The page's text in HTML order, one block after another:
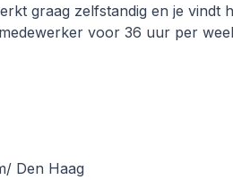
graag zelfstandig en je vindt
voor 36 uur per
Den Haag